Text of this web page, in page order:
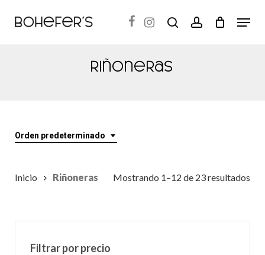
search accountMenu
Riñoneras
Orden predeterminado
Mostrando 1–12 de 23 resultados
Inicio Riñoneras
Filtrar por precio